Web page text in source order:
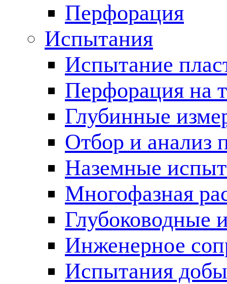
Перфорация
Испытания
Испытание
Перфорация на
Глубинные
Отбор и анализ
Наземные
Многофазная
Глубоководные
Инженерное
Испытания